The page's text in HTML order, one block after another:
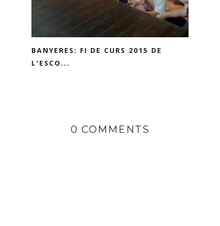
BANYERES: FI DE CURS 2015 DE
L'ESCO...
0 COMMENTS